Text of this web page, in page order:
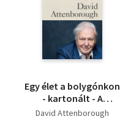
Egy élet a bolygónkon
- kartonált - A
szemtanú vallomása -
David Attenborough